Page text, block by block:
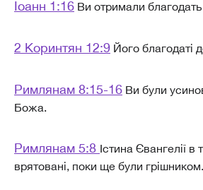
Іоанн 1:16 Ви отримали
2 Коринтян 12:9 Його благодаті
Римлянам 8:15-16 Ви були
Божа.
Римлянам 5:8 Істина Євангелії
врятовані, поки ще були грішником.